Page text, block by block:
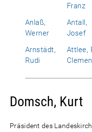
Franz
Anlaß,
Werner
Antall,
Josef
Arnstädt,
Rudi
Attlee,
Domsch, Kurt
Präsident des